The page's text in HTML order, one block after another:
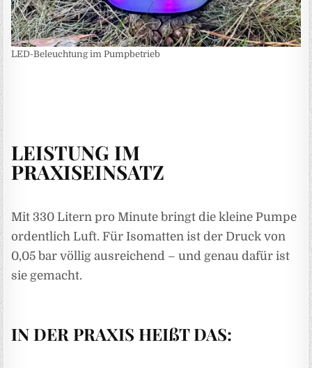
LED-Beleuchtung im Pumpbetrieb
LEISTUNG IM
PRAXISEINSATZ
Mit 330 Litern pro Minute bringt die kleine Pumpe
ordentlich Luft. Für Isomatten ist der Druck von
0,05 bar völlig ausreichend – und genau dafür ist
sie gemacht.
IN DER PRAXIS HEIßT DAS: